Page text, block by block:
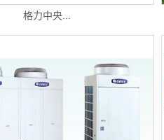
格力中央...